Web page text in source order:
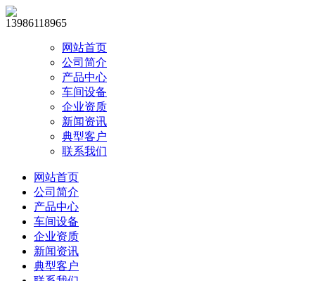
13986118965
网站首页
公司简介
产品中心
车间设备
企业资质
新闻资讯
典型客户
联系我们
网站首页
公司简介
产品中心
车间设备
企业资质
新闻资讯
典型客户